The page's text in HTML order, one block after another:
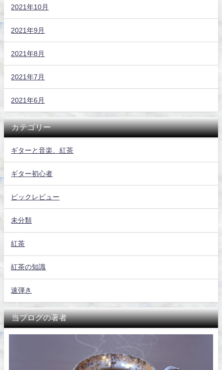
2021年10月
2021年9月
2021年8月
2021年7月
2021年6月
カテゴリー
ギターと音楽、紅茶
ギター初心者
ピックレビュー
未分類
紅茶
紅茶の知識
速弾き
当ブログの著者